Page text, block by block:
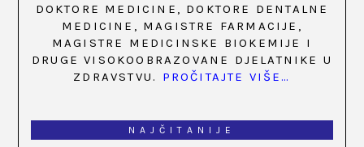
DOKTORE MEDICINE, DOKTORE DENTALNE
MEDICINE, MAGISTRE FARMACIJE,
MAGISTRE MEDICINSKE BIOKEMIJE I
DRUGE VISOKOOBRAZOVANE DJELATNIKE U
ZDRAVSTVU. PROČITAJTE VIŠE…
NAJČITANIJE